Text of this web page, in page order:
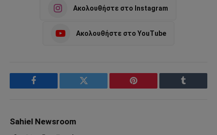
Ακολουθήστε στο Instagram
Ακολουθήστε στο YouTube
Facebook Twitter Pinterest Tumblr
Sahiel Newsroom